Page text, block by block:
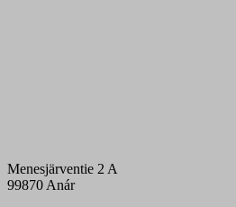
Menesjärventie 2 A
99870 Anár